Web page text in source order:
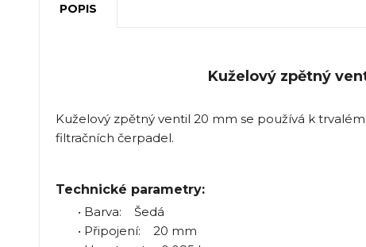
POPIS
Kuželový zpětný
Kuželový zpětný ventil 20 mm se používá k
filtračních čerpadel.
Technické parametry:
• Barva: Šedá
• Připojení: 20 mm